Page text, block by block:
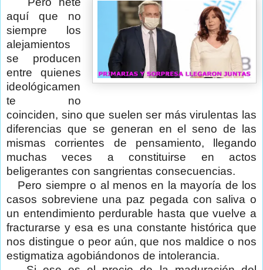
aquí que no
siempre los
alejamientos
se producen
entre quienes
ideológicamen
te no
coinciden, sino que suelen ser más virulentas las
diferencias que se generan en el seno de las
mismas corrientes de pensamiento, llegando
muchas veces a constituirse en actos
beligerantes con sangrientas consecuencias.
Pero siempre o al menos en la mayoría de los
casos sobreviene una paz pegada con saliva o
un entendimiento perdurable hasta que vuelve a
fracturarse y esa es una constante histórica que
nos distingue o peor aún, que nos maldice o nos
estigmatiza agobiándonos de intolerancia.